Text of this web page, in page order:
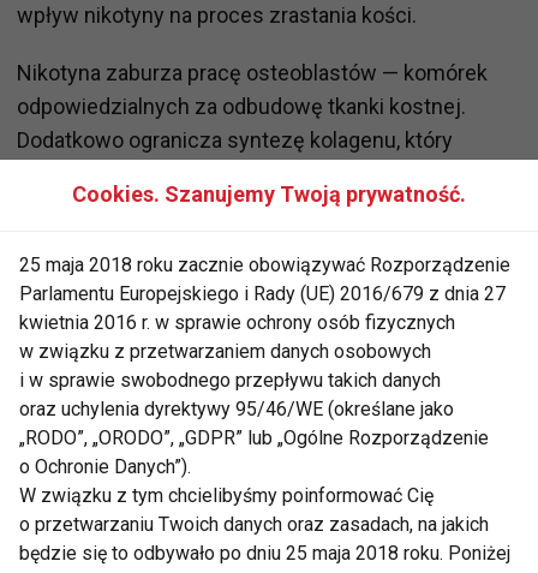
wpływ nikotyny na proces zrastania kości.
Nikotyna zaburza pracę osteoblastów — komórek
odpowiedzialnych za odbudowę tkanki kostnej.
Dodatkowo ogranicza syntezę kolagenu, który
regenerujących się tkanek.
Efekt? Proces odbudowy przebiega wolniej i mniej
efektywnie.
— U pacjentów palących ryzyko zaburzonego zrostu
kostnego jest wyraźnie wyższe. W praktyce leczenie
może wydłużyć się o wiele tygodni lub miesięcy, a
czasami konieczne są dodatkowe operacje —
podkreśla ortopeda.
Dane kliniczne nie pozostawiają wątpliwości
Cookies. Szanujemy Twoją prywatność.
25 maja 2018 roku zacznie obowiązywać Rozporządzenie
Parlamentu Europejskiego i Rady (UE) 2016/679 z dnia 27
kwietnia 2016 r. w sprawie ochrony osób fizycznych
w związku z przetwarzaniem danych osobowych
i w sprawie swobodnego przepływu takich danych
oraz uchylenia dyrektywy 95/46/WE (określane jako
„RODO”, „ORODO”, „GDPR” lub „Ogólne Rozporządzenie
o Ochronie Danych”).
W związku z tym chcielibyśmy poinformować Cię
o przetwarzaniu Twoich danych oraz zasadach, na jakich
będzie się to odbywało po dniu 25 maja 2018 roku. Poniżej